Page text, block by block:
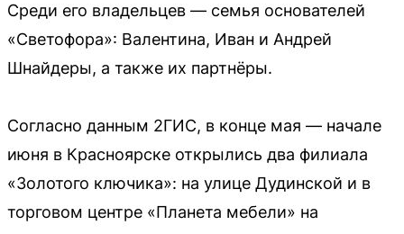
Среди его владельцев — семья основателей
«Светофора»: Валентина, Иван и Андрей
Шнайдеры, а также их партнёры.
Согласно данным 2ГИС, в конце мая — начале
июня в Красноярске открылись два филиала
«Золотого ключика»: на улице Дудинской и в
торговом центре «Планета мебели» на